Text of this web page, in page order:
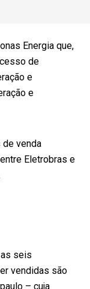
Energia que,
de
e
e
de venda
Eletrobras e
seis
vendidas são
– cuja